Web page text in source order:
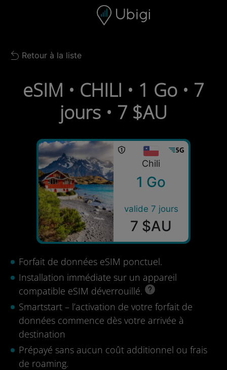
Barre de navigation Bas de page
Back to list
Retour à la liste
eSIM • CHILI • 1 Go • 7
jours • 7 $AU
Chili
1 Go
valide 7 jours
7 $AU
Forfait de données eSIM ponctuel.
Installation immédiate sur un appareil
compatible eSIM déverrouillé.
Smartstart – l’activation de votre forfait de
données commence dès votre arrivée à
destination
Prépayé sans aucun coût additionnel ou frais
de roaming.